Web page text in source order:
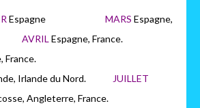
Espagne MARS Espagne,
AVRIL Espagne, France.
France.
Irlande du Nord.
JUILLET
Ecosse, Angleterre, France.